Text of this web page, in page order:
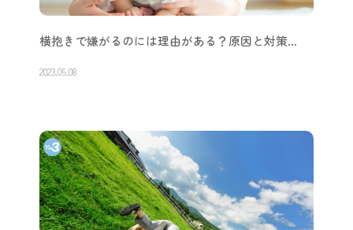
横抱きで嫌がるのには理由がある？原因と対策…
2023.05.08